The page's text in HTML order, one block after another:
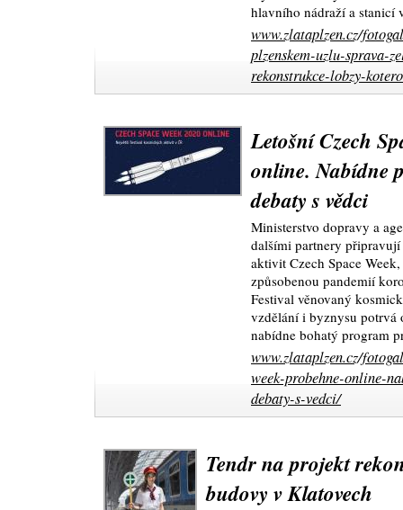
hlavního nádraží a stanicí
www.zlataplzen.cz/
plzenskem-uzlu-sprava-
rekonstrukce-lobzy-
Letošní Czech
online. Nabídne
debaty s vědci
Ministerstvo dopravy a
dalšími partnery
aktivit Czech Space
způsobenou pandemií
Festival věnovaný
vzdělání i byznysu potrvá
nabídne bohatý program
www.zlataplzen.cz/
week-probehne-online-
debaty-s-vedci/
Tendr na projekt
budovy v Klatovech